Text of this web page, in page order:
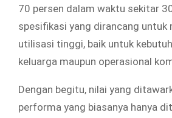
70 persen dalam waktu sekitar
spesifikasi yang dirancang untuk
utilisasi tinggi, baik untuk
keluarga maupun operasional
Dengan begitu, nilai yang
performa yang biasanya hanya